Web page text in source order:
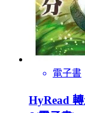
電子書
HyRead